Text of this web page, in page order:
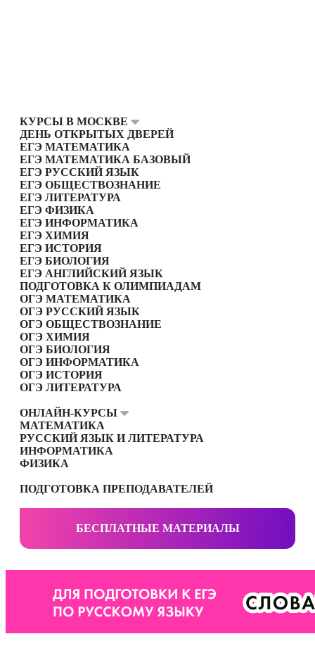
КУРСЫ В МОСКВЕ
ДЕНЬ ОТКРЫТЫХ ДВЕРЕЙ
ЕГЭ МАТЕМАТИКА
ЕГЭ МАТЕМАТИКА БАЗОВЫЙ
ЕГЭ РУССКИЙ ЯЗЫК
ЕГЭ ОБЩЕСТВОЗНАНИЕ
ЕГЭ ЛИТЕРАТУРА
ЕГЭ ФИЗИКА
ЕГЭ ИНФОРМАТИКА
ЕГЭ ХИМИЯ
ЕГЭ ИСТОРИЯ
ЕГЭ БИОЛОГИЯ
ЕГЭ АНГЛИЙСКИЙ ЯЗЫК
ПОДГОТОВКА К ОЛИМПИАДАМ
ОГЭ МАТЕМАТИКА
ОГЭ РУССКИЙ ЯЗЫК
ОГЭ ОБЩЕСТВОЗНАНИЕ
ОГЭ ХИМИЯ
ОГЭ БИОЛОГИЯ
ОГЭ ИНФОРМАТИКА
ОГЭ ИСТОРИЯ
ОГЭ ЛИТЕРАТУРА
ОНЛАЙН-КУРСЫ
МАТЕМАТИКА
РУССКИЙ ЯЗЫК И ЛИТЕРАТУРА
ИНФОРМАТИКА
ФИЗИКА
ПОДГОТОВКА ПРЕПОДАВАТЕЛЕЙ
БЕСПЛАТНЫЕ МАТЕРИАЛЫ